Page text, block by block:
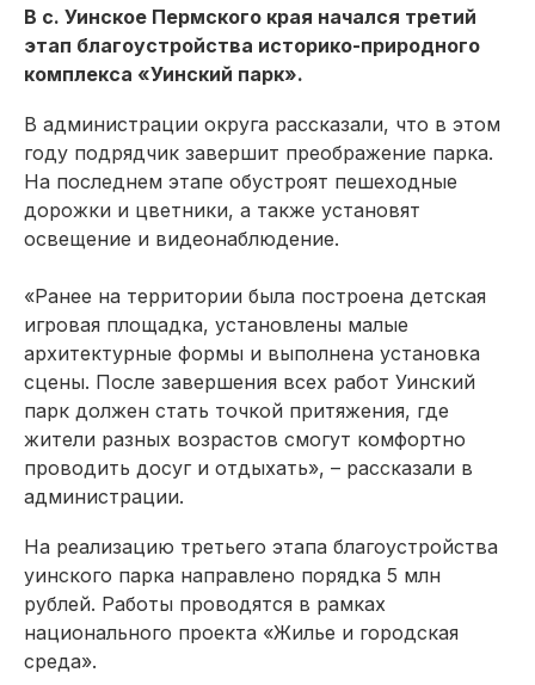
В с. Уинское Пермского края начался третий
этап благоустройства историко-природного
комплекса «Уинский парк».
В администрации округа рассказали, что в этом
году подрядчик завершит преображение парка.
На последнем этапе обустроят пешеходные
дорожки и цветники, а также установят
освещение и видеонаблюдение.
«Ранее на территории была построена детская
игровая площадка, установлены малые
архитектурные формы и выполнена установка
сцены. После завершения всех работ Уинский
парк должен стать точкой притяжения, где
жители разных возрастов смогут комфортно
проводить досуг и отдыхать», – рассказали в
администрации.
На реализацию третьего этапа благоустройства
уинского парка направлено порядка 5 млн
рублей. Работы проводятся в рамках
национального проекта «Жилье и городская
среда».